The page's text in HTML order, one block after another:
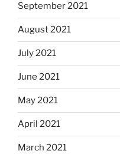
September 2021
August 2021
July 2021
June 2021
May 2021
April 2021
March 2021